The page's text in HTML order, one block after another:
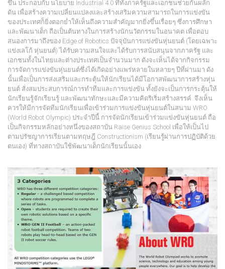
ขึ้น ประกอบกับ นโยบาย Industrial 4.0 ที่ทั้งภาครัฐและเอกชนช่วยกันผลัก
ดัน เพื่อสร้างความเปลี่ยนแปลงและสร้างเสริมความสามารถในการแข่งขัน
ของประเทศก็ยิ่งตอกย่ำให้เห็นถึงความสำคัญมากยิ่งขึ้นเรื่อยๆ ซึ่งการศึกษา
และพัฒนาเด็ก ถือเป็นต้นทางในการสร้างนักนวัตกรรมในอนาคต เพื่อตอบ
สนองการมาถึงของ Edge of Robotics ปัจจุบันการแข่งขันหุ่นยนต์ (โดยเฉพาะ
แข่งเลโก้ หุ่นยนต์) ได้รับความสนใจและได้รับการสนับสนุนจากภาครัฐ และ
เอกชนทั้งในไทยและต่างประเทศเป็นจำนวนมาก ดังจะเห็นได้จากกิจกรรม
การจัดการแข่งขันหุ่นยนต์ซึ่งได้เกิดอย่างแพร่หลายในหลายๆ ปีที่ผ่านมา ดัง
นั้นเพื่อเป็นการส่งเสริมและกระตุ้นให้นักเรียนได้มีโอกาสพัฒนาการสร้างหุ่น
ยนต์ สั่งสมประสบการณ์การทำทีมและการแข่งขัน ทั้งยังจะเป็นการกระตุ้นให้
นักเรียนรู้จักเรียนรู้ และพัฒนาทักษะและมีความคิดริเริ่มสร้างสรรค์ จึงเห็น
ควรให้มีการจัดทีมนักเรียนเพื่อเข้าร่วมการแข่งขันหุ่นยนต์ในสนาม WRO
(World Robot Olympic) ประจำปีนี้ การจัดนักเรียนเข้าร่วมแข่งขันหุ่นยนต์ ถือ
เป็นกิจกรรมหลักอย่างหนึ่งของสถาบัน Raise Genius School เพื่อให้เป็นไป
ตามปรัชญาการเรียนตามทฤษฎี Constructionism (เรียนรู้ผ่านการปฏิบัติด้วย
ตนเอง) ที่ทางสถาบันใช้พัฒนาเด็กนักเรียนนั้นเอง